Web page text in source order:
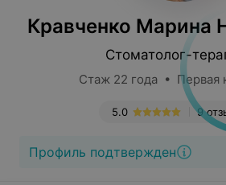
Кравченко Марина
Стоматолог-
Стаж 22 года • Первая
9
5.0
Профиль подтвержден